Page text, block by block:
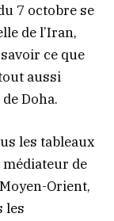
7 octobre se
de l’Iran,
ce que
aussi
Doha.
les tableaux
médiateur de
Orient,
les